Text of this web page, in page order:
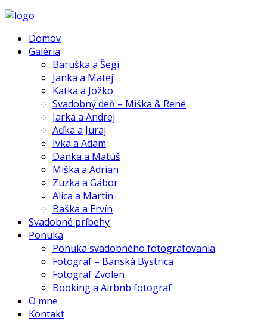
Domov
Galéria
Baruška a Šegi
Janka a Matej
Katka a Jožko
Svadobný deň – Miška & René
Jarka a Andrej
Aďka a Juraj
Ivka a Adam
Danka a Matúš
Miška a Adrian
Zuzka a Gábor
Alica a Martin
Baška a Ervín
Svadobné príbehy
Ponuka
Ponuka svadobného fotografovania
Fotograf – Banská Bystrica
Fotograf Zvolen
Booking a Airbnb fotograf
O mne
Kontakt